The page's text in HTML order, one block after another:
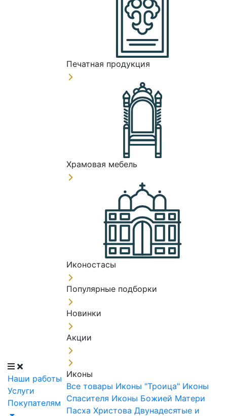
Наши работы
Услуги
Покупателям
Печатная продукция
Храмовая мебель
Иконостасы
Популярные подборки
Новинки
Акции
Иконы
Все товары Иконы "Троица" Иконы
Спасителя Иконы Божией Матери
Пасха Христова Двунадесятые и